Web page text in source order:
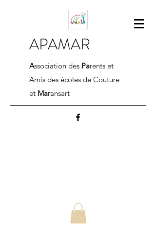
APAMAR
Association des Parents et
Amis des écoles de Couture
et Maransart